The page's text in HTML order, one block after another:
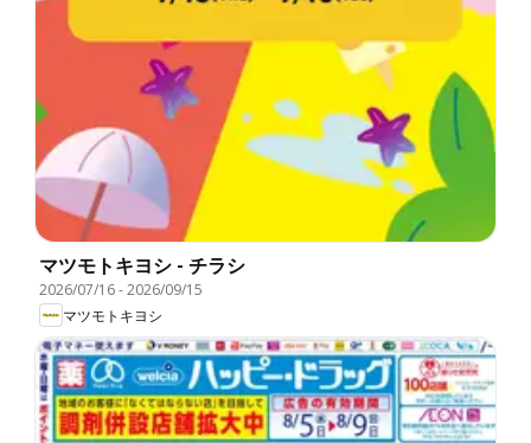
マツモトキヨシ - チラシ
2026/07/16-2026/09/15
マツモトキヨシ